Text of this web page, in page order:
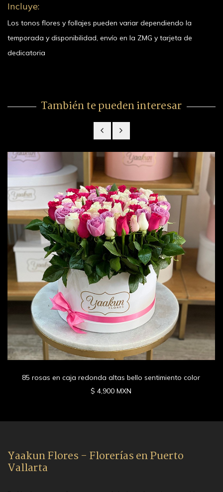
Incluye:
Los tonos flores y follajes pueden variar dependiendo la
temporada y disponibilidad, envío en la ZMG y tarjeta de
dedicatoria
También te pueden interesar
85 rosas en caja redonda altas bello sentimiento color
$ 4,900 MXN
Yaakun Flores - Florerías en Puerto
Vallarta